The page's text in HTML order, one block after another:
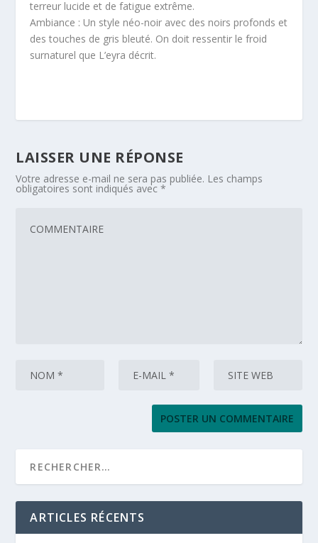
terreur lucide et de fatigue extrême.
Ambiance : Un style néo-noir avec des noirs profonds et
des touches de gris bleuté. On doit ressentir le froid
surnaturel que L’eyra décrit.
LAISSER UNE RÉPONSE
Votre adresse e-mail ne sera pas publiée. Les champs
obligatoires sont indiqués avec*
ARTICLES RÉCENTS